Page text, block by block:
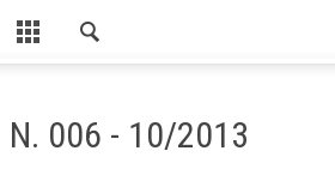
CHI SIAMO
N. 006 - 10/2013